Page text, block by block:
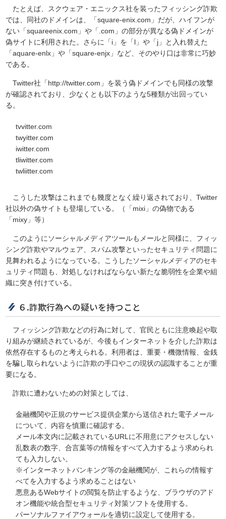
たとえば、スクウェア・エニックス社を装ったフィッシング詐欺
では、同社のドメインは、「square-enix.com」だが、ハイフンが
ない「squareenix.com」や「.com」の部分が異なる偽ドメインが
偽サイトに利用された。さらに「i」を「l」や「j」と入れ替えた
「aquare-enlx」や「square-enjx」など、そのやり口は非常に巧妙
である。
Twitter社「http://twitter.com」を装う偽ドメインでも同様の攻撃
が確認されており、少なくとも以下のような5種類が出回ってい
る。
tvvitter.com
twyitter.com
iwitter.com
tliwitter.com
twliitter.com
こうした攻撃はこれまでも幾度となく繰り返されており、Twitter
社以外の偽サイトも登場している。（「mixi」の偽物である
「mixy」等）
このようにソーシャルメディアツールもメールと同様に、フィッ
シング詐欺やマルウェア、スパム攻撃といったセキュリティ問題に
見舞われるようになっている。こうしたソーシャルメディアのセキ
ュリティ問題も、対処しなければならない新たな脆弱性を企業や組
織に突き付けている。
６.詐欺行為への疑いを持つこと
フィッシング詐欺などの行為に対して、官民ともに注意喚起や取
り組みが継続されているが、今後もインターネットを介した詐欺は
依然存在するものと考えられる。利用者は、重要・機微情報、金銭
を騙し取られないように詐欺の手口やこの現状の認識することが重
要になる。
詐欺に遭わないための対策としては、
金融機関や正規のサービス提供企業から送信された電子メール
について、内容を慎重に確認する。
メール本文内に記載されているURLに不用意にアクセスしない
乱数表の数字、合言葉等の情報をすべて入力するよう求められ
ても入力しない。
※インターネットバンキング等の金融機関が、これらの情報す
べてを入力するよう求めることはない
悪意あるWebサイトの閲覧を防止するような、ブラウザのアド
オン機能や統合型セキュリティ対策ソフトを使用する。
パーソナルファイアウォールを適切に設定して使用する。